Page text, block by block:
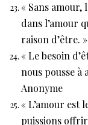
« Sans amour,
dans l’amour
raison d’être.
« Le besoin
nous pousse à
Anonyme
« L’amour est
puissions offrir